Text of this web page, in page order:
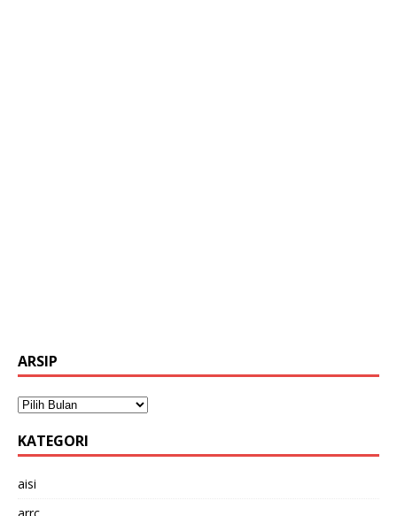
ARSIP
KATEGORI
aisi